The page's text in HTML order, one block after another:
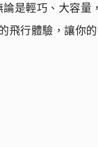
是輕巧、大容量
飛行體驗，讓你